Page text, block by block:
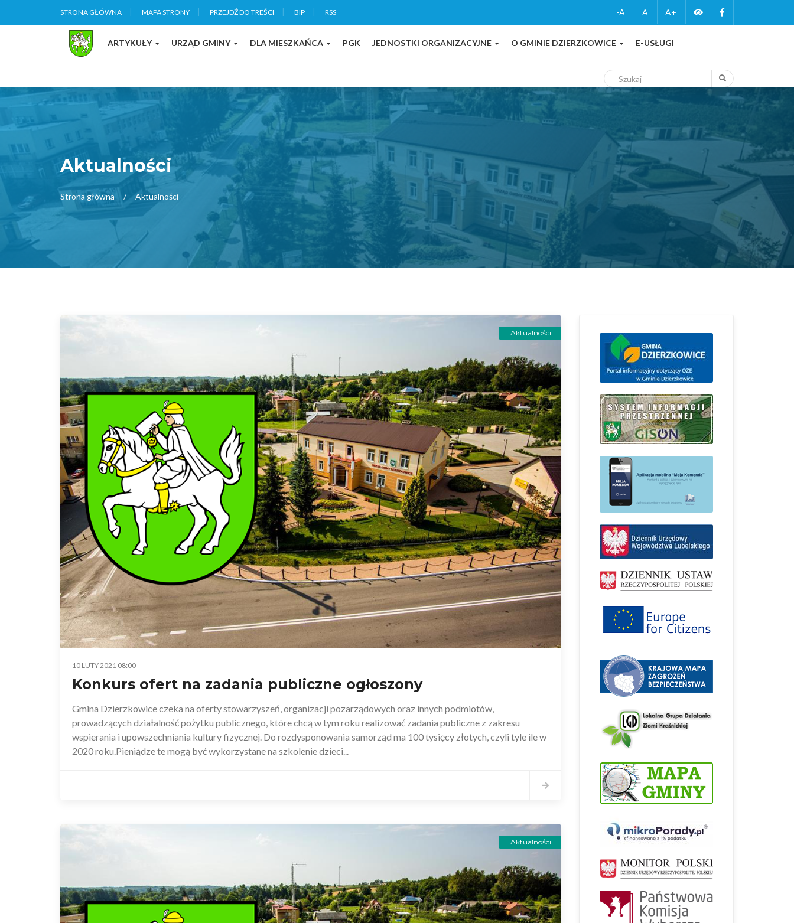
STRONA GŁÓWNA MAPA STRONY PRZEJDŹ DO TREŚCI BIP RSS -A A A+ ZmieńFacebook
ARTYKUŁY URZĄD GMINY DLA MIESZKAŃCA PGK JEDNOSTKI ORGANIZACYJNE O GMINIE DZIERZKOWICE E-USŁUGI
Szukaj Szukaj
Aktualności
Strona główna Aktualności
Aktualności
10 LUTY 2021 08:00
Konkurs ofert na zadania publiczne ogłoszony
Gmina Dzierzkowice czeka na oferty stowarzyszeń, organizacji pozarządowych oraz innych podmiotów,
prowadzących działalność pożytku publicznego, które chcą w tym roku realizować zadania publiczne z zakresu
wspierania i upowszechniania kultury fizycznej. Do rozdysponowania samorząd ma 100 tysięcy złotych, czyli tyle ile w
2020 roku.Pieniądze te mogą być wykorzystane na szkolenie dzieci...
Aktualności